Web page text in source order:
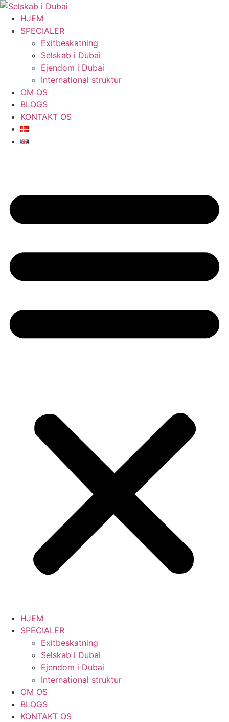
Videre
indhold
HJEM
SPECIALER
Exitbeskatning
Selskab i Dubai
Ejendom i Dubai
International struktur
OM OS
BLOGS
KONTAKT OS
HJEM
SPECIALER
Exitbeskatning
Selskab i Dubai
Ejendom i Dubai
International struktur
OM OS
BLOGS
KONTAKT OS